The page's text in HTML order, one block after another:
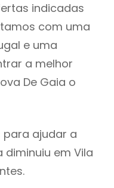
indicadas
com uma
e uma
a melhor
De Gaia o
para ajudar a
diminuiu em Vila